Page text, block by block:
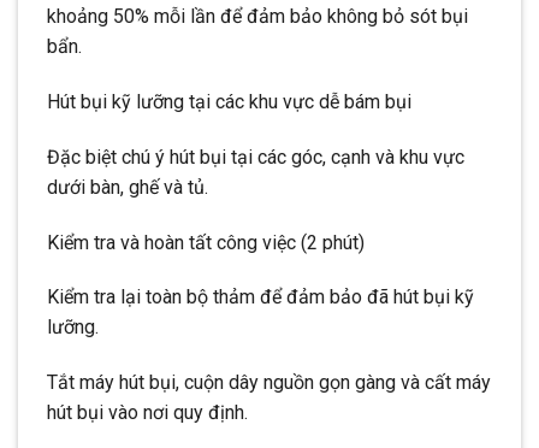
khoảng 50% mỗi lần để đảm bảo không bỏ sót bụi
bẩn.
Hút bụi kỹ lưỡng tại các khu vực dễ bám bụi
Đặc biệt chú ý hút bụi tại các góc, cạnh và khu vực
dưới bàn, ghế và tủ.
Kiểm tra và hoàn tất công việc (2 phút)
Kiểm tra lại toàn bộ thảm để đảm bảo đã hút bụi kỹ
lưỡng.
Tắt máy hút bụi, cuộn dây nguồn gọn gàng và cất máy
hút bụi vào nơi quy định.